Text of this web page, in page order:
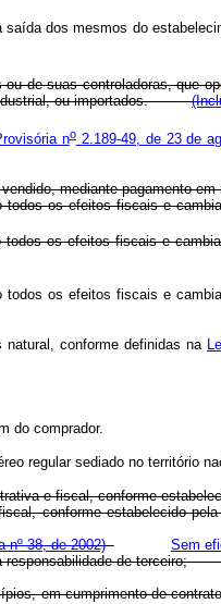
dos mesmos do
de suas controladoras, que
industrial, ou importados.
no2.189-49, de 23 de
mediante pagamento
os efeitos fiscais e
os efeitos fiscais e
os efeitos fiscais e
conforme definidas na
do comprador.
regular sediado no território
e fiscal, conforme
e fiscal, conforme
nº 38, de 2002)
Sem
sob a responsabilidade de
em cumprimento